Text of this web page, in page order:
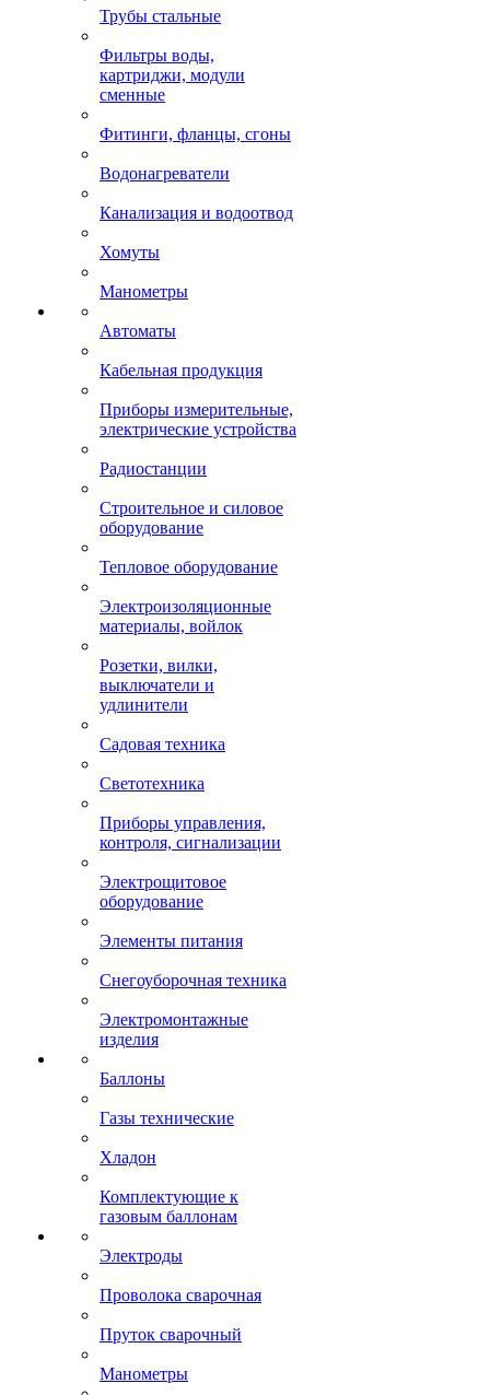
Трубы стальные
Фильтры воды,
картриджи, модули
сменные
Фитинги, фланцы, сгоны
Водонагреватели
Канализация и водоотвод
Хомуты
Манометры
Автоматы
Кабельная продукция
Приборы измерительные,
электрические устройства
Радиостанции
Строительное и силовое
оборудование
Тепловое оборудование
Электроизоляционные
материалы, войлок
Розетки, вилки,
выключатели и
удлинители
Садовая техника
Светотехника
Приборы управления,
контроля, сигнализации
Электрощитовое
оборудование
Элементы питания
Снегоуборочная техника
Электромонтажные
изделия
Баллоны
Газы технические
Хладон
Комплектующие к
газовым баллонам
Электроды
Проволока сварочная
Пруток сварочный
Манометры